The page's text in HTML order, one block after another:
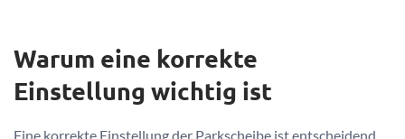
Warum eine korrekte
Einstellung wichtig ist
Eine korrekte Einstellung der Parkscheibe ist entscheidend,